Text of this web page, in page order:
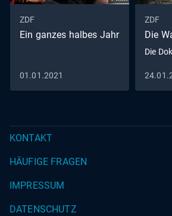
ZDF
Ein ganzes halbes Jahr
01.01.2021
ZDF
Die
Die
KONTAKT
HÄUFIGE FRAGEN
IMPRESSUM
DATENSCHUTZ